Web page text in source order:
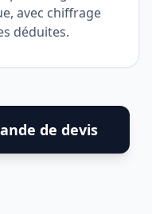
avec chiffrage
déduites.
de devis